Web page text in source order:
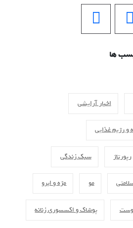
ها
اخبار آرایشی
و رژیم غذایی
رپورتاژ سبک زندگی
مو مژه و ابرو
پوشاک و اکسسوری زنانه